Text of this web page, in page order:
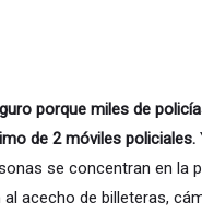
porque miles de
de 2 móviles policiales.
se concentran en la
acecho de billeteras,